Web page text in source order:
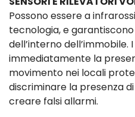
Possono essere a
tecnologia, e
dell’interno
immediatamente la
movimento nei locali
discriminare la presenza
creare falsi allarmi.